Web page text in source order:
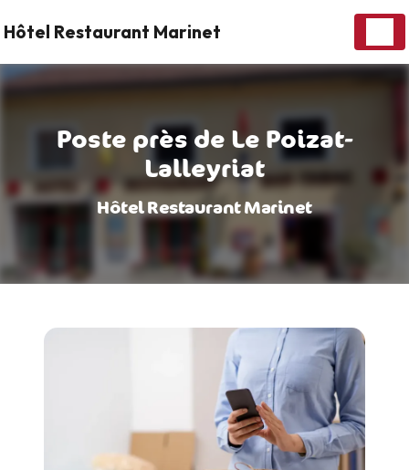
Hôtel Restaurant Marinet
Poste près de Le Poizat-
Lalleyriat
Hôtel Restaurant Marinet